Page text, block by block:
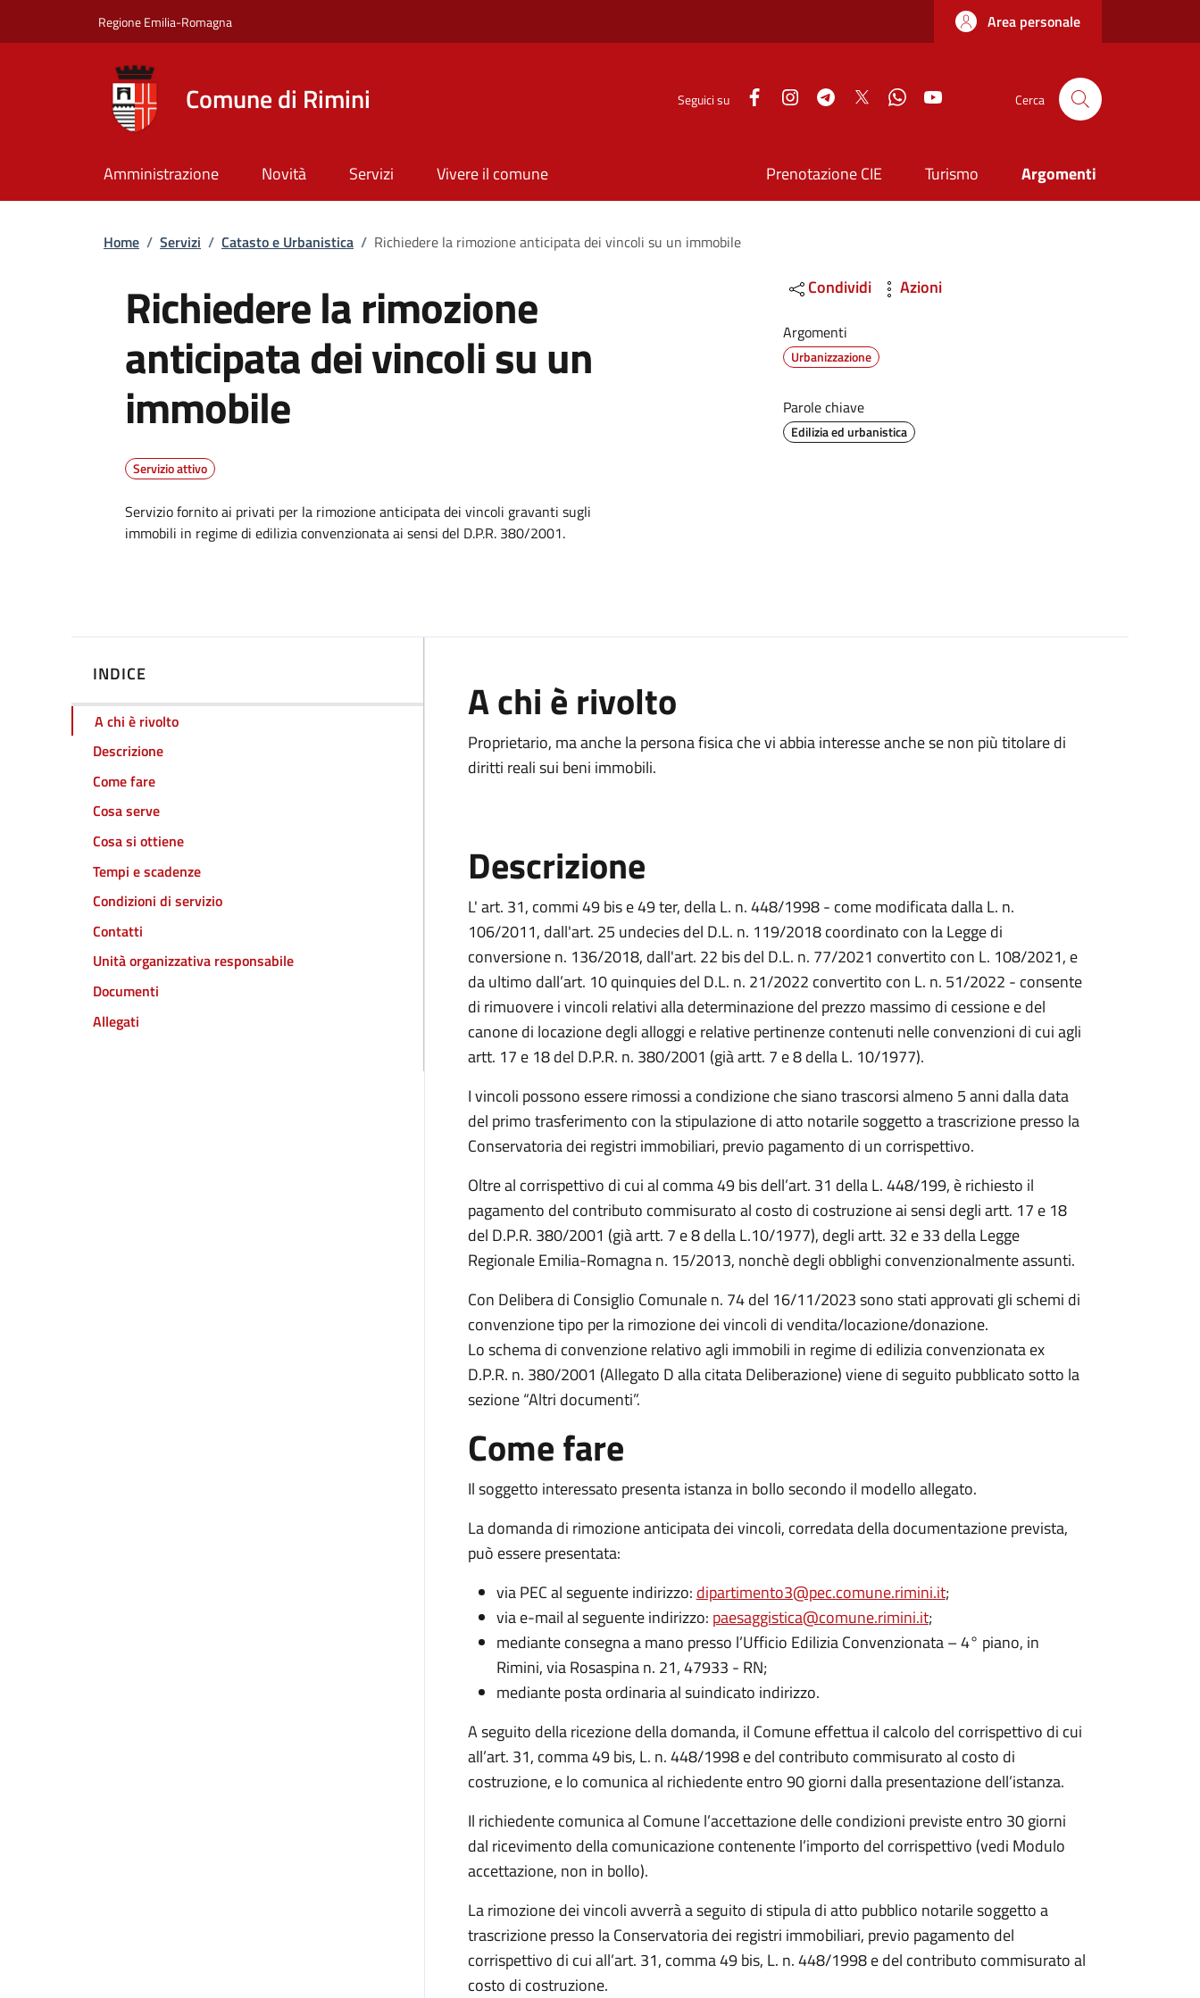
Regione Emilia-Romagna Area personale
Comune di Rimini Seguici su FacebookInstagramTelegramTwitter WhatsApp Cerca
Amministrazione Novità Servizi Vivere il comune Prenotazione CIE Turismo Argomenti
Briciole di pane
Home / Servizi / Catasto e Urbanistica / Richiedere la rimozione anticipata dei vincoli su un immobile
Richiedere la rimozione
anticipata dei vincoli su un
immobile
Servizio attivo
Dettagli
Servizio fornito ai privati per la rimozione anticipata dei vincoli gravanti sugli
immobili in regime di edilizia convenzionata ai sensi del D.P.R. 380/2001.
Condividi Azioni
Argomenti
Urbanizzazione
Parole chiave
Edilizia ed urbanistica
INDICE
A chi è rivolto
Descrizione
Come fare
Cosa serve
Cosa si ottiene
Tempi e scadenze
Condizioni di servizio
Contatti
Unità organizzativa responsabile
Documenti
Allegati
A chi è rivolto
Proprietario, ma anche la persona fisica che vi abbia interesse anche se non più titolare di
diritti reali sui beni immobili.
Descrizione
L' art. 31, commi 49 bis e 49 ter, della L. n. 448/1998 - come modificata dalla L. n.
106/2011, dall'art. 25 undecies del D.L. n. 119/2018 coordinato con la Legge di
conversione n. 136/2018, dall'art. 22 bis del D.L. n. 77/2021 convertito con L. 108/2021, e
da ultimo dall’art. 10 quinquies del D.L. n. 21/2022 convertito con L. n. 51/2022 - consente
di rimuovere i vincoli relativi alla determinazione del prezzo massimo di cessione e del
canone di locazione degli alloggi e relative pertinenze contenuti nelle convenzioni di cui agli
artt. 17 e 18 del D.P.R. n. 380/2001 (già artt. 7 e 8 della L. 10/1977).
I vincoli possono essere rimossi a condizione che siano trascorsi almeno 5 anni dalla data
del primo trasferimento con la stipulazione di atto notarile soggetto a trascrizione presso la
Conservatoria dei registri immobiliari, previo pagamento di un corrispettivo.
Oltre al corrispettivo di cui al comma 49 bis dell’art. 31 della L. 448/199, è richiesto il
pagamento del contributo commisurato al costo di costruzione ai sensi degliartt. 17 e 18
del D.P.R. 380/2001 (già artt. 7 e 8 della L.10/1977), degli artt. 32 e 33 della Legge
Regionale Emilia-Romagna n. 15/2013, nonchè degli obblighi convenzionalmente assunti.
Con Delibera di Consiglio Comunale n. 74 del 16/11/2023 sono stati approvati gli schemi di
convenzione tipo per la rimozione dei vincoli di vendita/locazione/donazione.
Lo schema di convenzione relativo agli immobili in regime di edilizia convenzionata ex
D.P.R. n. 380/2001 (Allegato D alla citata Deliberazione) viene di seguito pubblicato sotto la
sezione “Altri documenti”.
Come fare
Il soggetto interessato presenta istanza in bollo secondo il modello allegato.
La domanda di rimozione anticipata dei vincoli, corredata della documentazione prevista,
può essere presentata:
via PEC al seguente indirizzo: dipartimento3@pec.comune.rimini.it;
via e-mail al seguente indirizzo: paesaggistica@comune.rimini.it;
mediante consegna a mano presso l’Ufficio Edilizia Convenzionata – 4° piano, in
Rimini, via Rosaspina n. 21, 47933 - RN;
mediante posta ordinaria al suindicato indirizzo.
A seguito della ricezione della domanda, il Comune effettua il calcolo del corrispettivo di cui
all’art. 31, comma 49 bis, L. n. 448/1998 e del contributo commisurato al costo di
costruzione, e lo comunica al richiedente entro 90 giorni dalla presentazione dell’istanza.
Il richiedente comunica al Comune l’accettazione delle condizioni previste entro 30 giorni
dal ricevimento della comunicazione contenente l’importo del corrispettivo (vedi Modulo
accettazione, non in bollo).
La rimozione dei vincoli avverrà a seguito di stipula di atto pubblico notarile soggetto a
trascrizione presso la Conservatoria dei registri immobiliari, previo pagamento del
corrispettivo di cui all’art. 31, comma 49 bis, L. n. 448/1998 e del contributo commisurato al
costo di costruzione.